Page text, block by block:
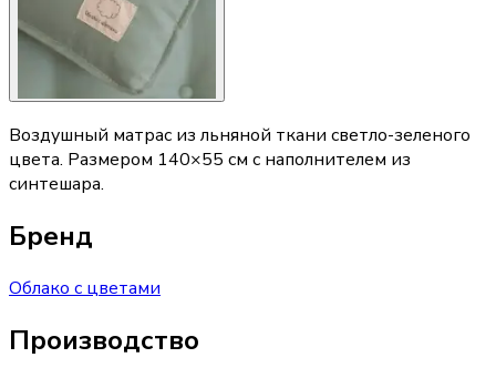
Воздушный матрас из льняной ткани светло-зеленого
цвета. Размером 140×55 см с наполнителем из
синтешара.
Бренд
Облако с цветами
Производство